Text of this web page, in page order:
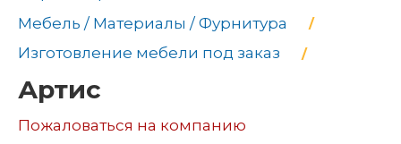
Мебель / Материалы / Фурнитура
Изготовление мебели под заказ
Артис
Пожаловаться на компанию